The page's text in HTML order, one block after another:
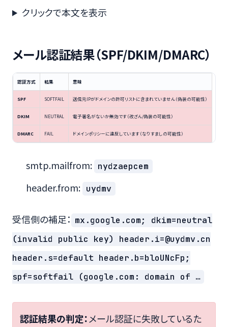
クリックで本文を表示
メール認証結果（SPF/DKIM/DMARC）
認証方式 結果 意味
SPF SOFTFAIL 送信元IPがドメインの許可リストに含まれていません（偽装の可能性）
DKIM NEUTRAL 電子署名がないか無効です（改ざん/偽装の可能性）
DMARC FAIL ドメインポリシーに違反しています（なりすましの可能性）
smtp.mailfrom: nydzaepcem
header.from: uydmv
受信側の補足： mx.google.com; dkim=neutral
(invalid public key) header.i=@uydmv.cn
header.s=default header.b=bloUNcFp;
spf=softfail (google.com: domain of …
認証結果の判定：メール認証に失敗しているた